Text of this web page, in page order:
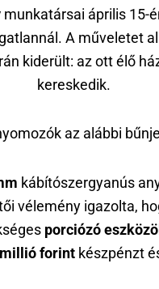
munkatársai április 15-
A műveletet
kiderült: az ott élő
kereskedik.
az alábbi
kábítószergyanús
vélemény igazolta,
porciózó
forint készpénzt